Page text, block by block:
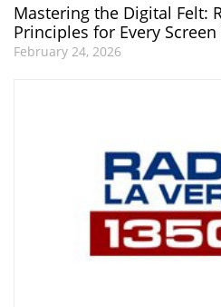
Mastering the Digital Felt:
Principles for Every Screen
February 24, 2026